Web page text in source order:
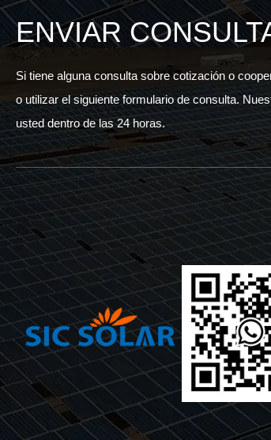
ENVIAR
Si tiene alguna consulta sobre cotización o
o utilizar el siguiente formulario de consulta.
usted dentro de las 24 horas.